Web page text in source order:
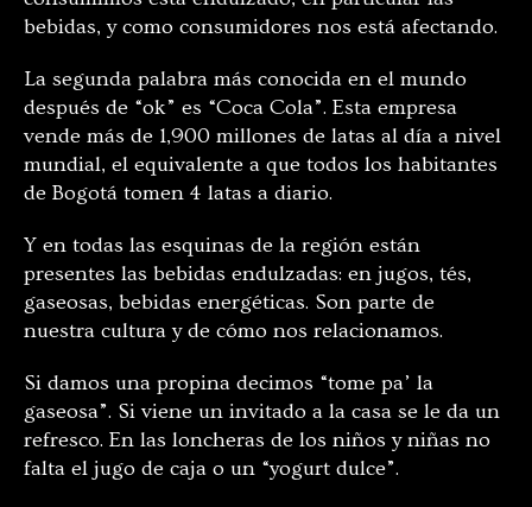
bebidas, y como consumidores nos está afectando.
La segunda palabra más conocida en el mundo
después de “ok” es “Coca Cola”. Esta empresa
vende más de 1,900 millones de latas al día a nivel
mundial, el equivalente a que todos los habitantes
de Bogotá tomen 4 latas a diario.
Y en todas las esquinas de la región están
presentes las bebidas endulzadas: en jugos, tés,
gaseosas, bebidas energéticas. Son parte de
nuestra cultura y de cómo nos relacionamos.
Si damos una propina decimos “tome pa’ la
gaseosa”. Si viene un invitado a la casa se le da un
refresco. En las loncheras de los niños y niñas no
falta el jugo de caja o un “yogurt dulce”.